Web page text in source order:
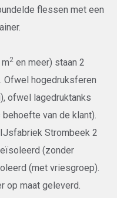
flessen met een
2 en meer) staan 2
hogedruksferen
ofwel lagedruktanks
van de klant).
Strombeek 2
(zonder
(met vriesgroep).
op maat geleverd.